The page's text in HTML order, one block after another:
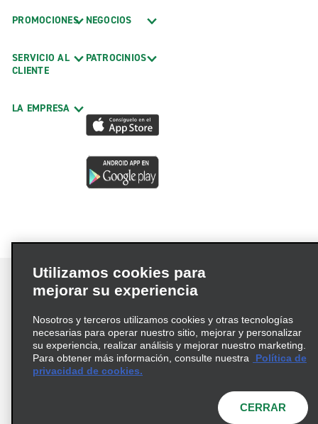
PROMOCIONES
SERVICIO AL
CLIENTE
LA EMPRESA
NEGOCIOS
PATROCINIOS
Términos de uso
Política de privacidad
Política de cookies
Información de Salud del Consumidor
© 2026 Enterprise Holdings, Inc. Todos los derechos
Utilizamos cookies para
mejorar su experiencia
Nosotros y terceros utilizamos cookies y otras tecnologías
necesarias para operar nuestro sitio, mejorar y personalizar
su experiencia, realizar análisis y mejorar nuestro marketing.
Para obtener más información, consulte nuestra
Política de
privacidad de cookies.
CERRAR